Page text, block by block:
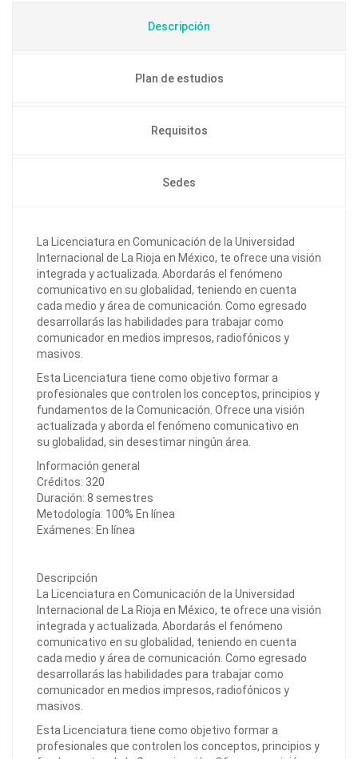
Descripción
Plan de estudios
Requisitos
Sedes
La Licenciatura en Comunicación de la Universidad
Internacional de La Rioja en México, te ofrece una visión
integrada y actualizada. Abordarás el fenómeno
comunicativo en su globalidad, teniendo en cuenta
cada medio y área de comunicación. Como egresado
desarrollarás las habilidades para trabajar como
comunicador en medios impresos, radiofónicos y
masivos.
Esta Licenciatura tiene como objetivo formar a
profesionales que controlen los conceptos, principios y
fundamentos de la Comunicación. Ofrece una visión
actualizada y aborda el fenómeno comunicativo en
su globalidad, sin desestimar ningún área.
Información general
Créditos: 320
Duración: 8 semestres
Metodología: 100% En línea
Exámenes: En línea
Descripción
La Licenciatura en Comunicación de la Universidad
Internacional de La Rioja en México, te ofrece una visión
integrada y actualizada. Abordarás el fenómeno
comunicativo en su globalidad, teniendo en cuenta
cada medio y área de comunicación. Como egresado
desarrollarás las habilidades para trabajar como
comunicador en medios impresos, radiofónicos y
masivos.
Esta Licenciatura tiene como objetivo formar a
profesionales que controlen los conceptos, principios y